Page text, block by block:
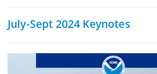
July-Sept 2024 Keynotes